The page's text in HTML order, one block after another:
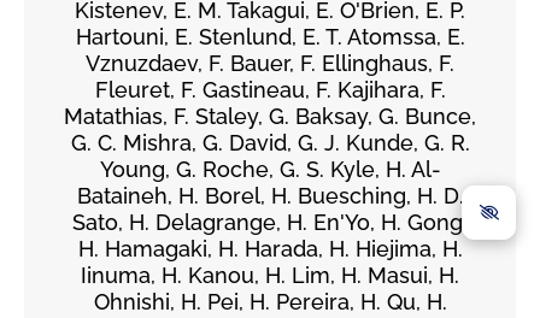
Kistenev, E. M. Takagui, E. O'Brien, E. P.
Hartouni, E. Stenlund, E. T. Atomssa, E.
Vznuzdaev, F. Bauer, F. Ellinghaus, F.
Fleuret, F. Gastineau, F. Kajihara, F.
Matathias, F. Staley, G. Baksay, G. Bunce,
G. C. Mishra, G. David, G. J. Kunde, G. R.
Young, G. Roche, G. S. Kyle, H. Al-
Bataineh, H. Borel, H. Buesching, H. D.
Sato, H. Delagrange, H. En'Yo, H. Gong,
H. Hamagaki, H. Harada, H. Hiejima, H.
Iinuma, H. Kanou, H. Lim, H. Masui, H.
Ohnishi, H. Pei, H. Pereira, H. Qu, H.